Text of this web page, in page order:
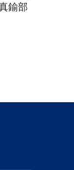
鍮部